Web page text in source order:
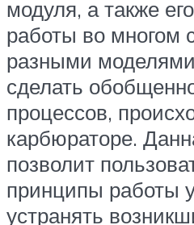
модуля, а также
работы во многом
разными
сделать
процессов,
карбюраторе.
позволит
принципы работы
устранять